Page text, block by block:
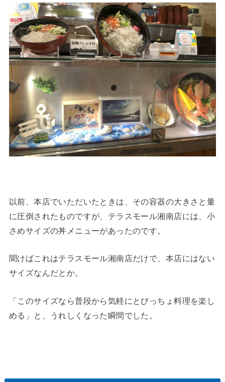
以前、本店でいただいたときは、その容器の大きさと量
に圧倒されたものですが、テラスモール湘南店には、小
さめサイズの丼メニューがあったのです。
聞けばこれはテラスモール湘南店だけで、本店にはない
サイズなんだとか。
「このサイズなら普段から気軽にとびっちょ料理を楽し
める」と、うれしくなった瞬間でした。